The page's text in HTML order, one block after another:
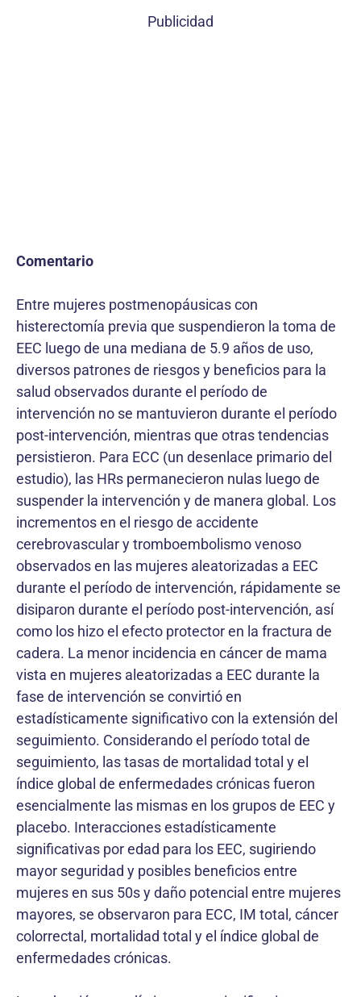
Publicidad
Comentario
Entre mujeres postmenopáusicas con
histerectomía previa que suspendieron la toma de
EEC luego de una mediana de 5.9 años de uso,
diversos patrones de riesgos y beneficios para la
salud observados durante el período de
intervención no se mantuvieron durante el período
post-intervención, mientras que otras tendencias
persistieron. Para ECC (un desenlace primario del
estudio), las HRs permanecieron nulas luego de
suspender la intervención y de manera global. Los
incrementos en el riesgo de accidente
cerebrovascular y tromboembolismo venoso
observados en las mujeres aleatorizadas a EEC
durante el período de intervención, rápidamente se
disiparon durante el período post-intervención, así
como los hizo el efecto protector en la fractura de
cadera. La menor incidencia en cáncer de mama
vista en mujeres aleatorizadas a EEC durante la
fase de intervención se convirtió en
estadísticamente significativo con la extensión del
seguimiento. Considerando el período total de
seguimiento, las tasas de mortalidad total y el
índice global de enfermedades crónicas fueron
esencialmente las mismas en los grupos de EEC y
placebo. Interacciones estadísticamente
significativas por edad para los EEC, sugiriendo
mayor seguridad y posibles beneficios entre
mujeres en sus 50s y daño potencial entre mujeres
mayores, se observaron para ECC, IM total, cáncer
colorrectal, mortalidad total y el índice global de
enfermedades crónicas.